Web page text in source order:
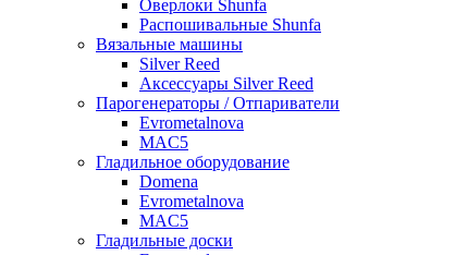
Оверлоки Shunfa
Распошивальные Shunfa
Вязальные машины
Silver Reed
Аксессуары Silver Reed
Парогенераторы / Отпариватели
Evrometalnova
MAC5
Гладильное оборудование
Domena
Evrometalnova
MAC5
Гладильные доски